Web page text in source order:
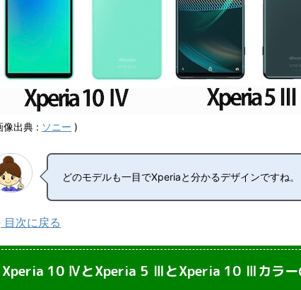
像出典 : ソニー )
どのモデルも一目でXperiaと分かるデザインですね。
目次に戻る
Xperia 10 ⅣとXperia 5 ⅢとXperia 10 Ⅲカラー